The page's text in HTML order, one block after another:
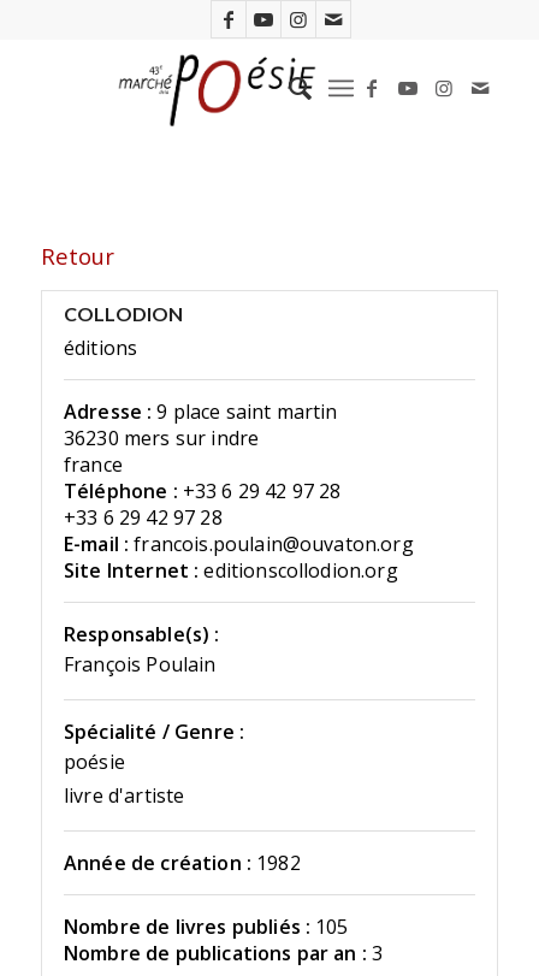
Retour
COLLODION
éditions
Adresse : 9 place saint martin
36230 mers sur indre
france
Téléphone : +33 6 29 42 97 28
+33 6 29 42 97 28
E-mail : francois.poulain@ouvaton.org
Site Internet : editionscollodion.org
Responsable(s) :
François Poulain
Spécialité / Genre :
poésie
livre d'artiste
Année de création : 1982
Nombre de livres publiés : 105
Nombre de publications par an : 3